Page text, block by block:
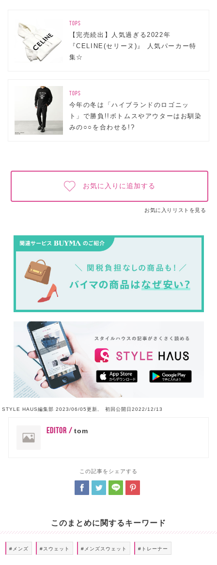
TOPS
【完売続出】人気過ぎる2022年
『CELINE(セリーヌ)』 人気パーカー特
集☆
TOPS
今年の冬は「ハイブランドのロゴニッ
ト」で勝負!!ボトムスやアウターはお馴染
みの○○を合わせる!?
お気に入りに追加する
お気に入りリストを見る
STYLE HAUS編集部 2023/06/05更新, 初回公開日2022/12/13
EDITOR /tom
この記事をシェアする
このまとめに関するキーワード
#メンズ #スウェット #メンズスウェット #トレーナー